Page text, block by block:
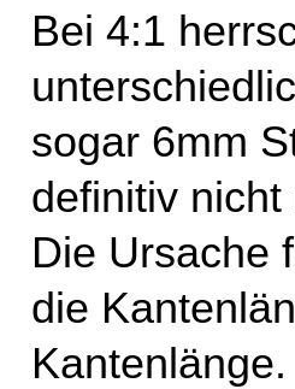
Bei 4:1
sogar 6mm
definitiv
Die Ursache
die